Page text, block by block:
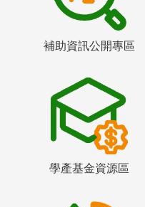
補助資訊公開專區
學產基金資源區